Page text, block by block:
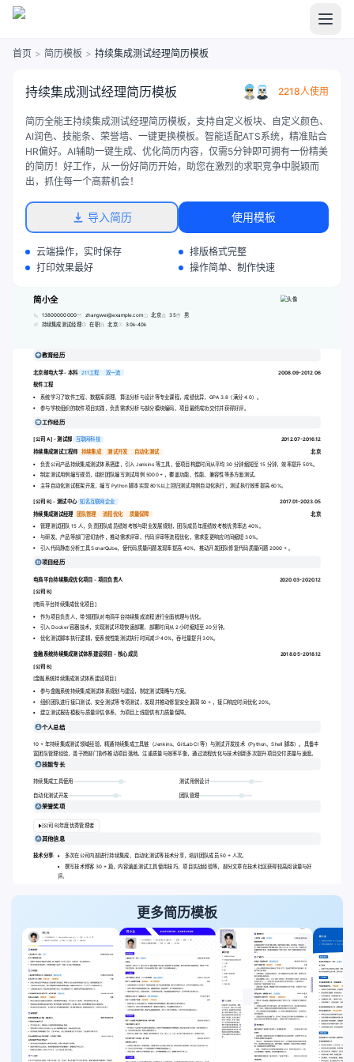
首页 > 简历模板 > 持续集成测试经理简历模板
持续集成测试经理简历模板 2218人使用
简历全能王持续集成测试经理简历模板，支持自定义板块、自定义颜色、
AI润色、技能条、荣誉墙、一键更换模板。智能适配ATS系统，精准贴合
HR偏好。AI辅助一键生成、优化简历内容，仅需5分钟即可拥有一份精美
的简历！好工作，从一份好简历开始，助您在激烈的求职竞争中脱颖而
出，抓住每一个高薪机会！
导入简历 使用模板
云端操作，实时保存
排版格式完整
打印效果最好
操作简单、制作快速
简小全
13800000000 zhangwei@example.com 北京 35
男
持续集成测试经理
在职 北京 30k-40k
教育经历
北京邮电大学 - 本科 211工程 双一流
2008.09-2012.06
软件工程
系统学习了软件工程、数据库原理、算法分析与设计等专业课程，成绩优异，GPA 3.8（满分 4.0）。
参与学校组织的软件项目实践，负责需求分析与部分模块编码，项目最终成功交付并获得好评。
工作经历
[公司 A] - 测试部 互联网科技 2012.07-2016.12
持续集成测试工程师 持续集成 测试开发 自动化测试 北京
负责公司产品持续集成测试体系搭建，引入 Jenkins 等工具，使项目构建时间从平均 30 分钟缩短至 15 分钟，效率提升 50%。
制定测试用例编写规范，组织团队编写测试用例 5000 + ，覆盖功能、性能、兼容性等多方面测试。
主导自动化测试框架开发，编写 Python 脚本实现 80%以上回归测试用例自动化执行，测试执行效率提高 60%。
[公司 B] - 测试中心 知名互联网企业 2017.01-2023.05
持续集成测试经理 团队管理 流程优化 质量保障
北京
管理测试团队 15 人，负责团队成员绩效考核与职业发展规划，团队成员年度绩效考核优秀率达 40%。
与研发、产品等部门密切协作，推动需求评审、代码评审等流程优化，需求变更响应时间缩短 30%。
引入代码静态分析工具 SonarQube，使代码质量问题发现率提高 40%，推动开发团队修复代码质量问题 2000 + 。
项目经历
电商平台持续集成优化项目 - 项目负责人
2020.03-2020.12
[公司 B]
[电商平台持续集成优化项目]
作为项目负责人，带领团队对电商平台持续集成流程进行全面梳理与优化。
引入 Docker 容器技术，实现测试环境快速部署，部署时间从 2 小时缩短至 20 分钟。
优化测试脚本执行逻辑，使系统性能测试执行时间减少 40%，吞吐量提升 30%。
金融系统持续集成测试体系建设项目 - 核心成员
2018.05-2018.12
[公司 B]
[金融系统持续集成测试体系建设项目]
参与金融系统持续集成测试体系规划与建设，制定测试策略与方案。
组织团队进行接口测试、安全测试等专项测试，发现并推动修复安全漏洞 50 + ，接口响应时间优化 20%。
建立测试报告模板与质量评估体系，为项目上线提供有力质量保障。
个人总结
10 + 年持续集成测试领域经验，精通持续集成工具链（Jenkins、GitLab CI 等）与测试开发技术（Python、Shell 脚本）。具备丰
富团队管理经验，善于跨部门协作推动项目落地。注重质量与效率平衡，通过流程优化与技术创新多次提升项目交付质量与速度。
技能专长
持续集成工具使用 测试用例设计
自动化测试开发 团队管理
荣誉奖项
[公司 B]年度优秀管理者
其他信息
技术分享:
多次在公司内部进行持续集成、自动化测试等技术分享，培训团队成员 50 + 人次。
撰写技术博客 30 + 篇，内容涵盖测试工具使用技巧、项目实战经验等，部分文章在技术社区获得较高阅读量与好
评。
更多简历模板